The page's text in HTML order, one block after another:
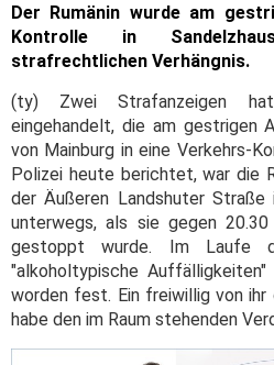
Der Rumänin wurde am
Kontrolle in
strafrechtlichen Verhängnis.
(ty) Zwei Strafanzeigen
eingehandelt, die am gestrigen
von Mainburg in eine Verkehrs-
Polizei heute berichtet, war die
der Äußeren Landshuter Straße
unterwegs, als sie gegen
gestoppt wurde. Im Laufe
"alkoholtypische
worden fest. Ein freiwillig von
habe den im Raum stehenden